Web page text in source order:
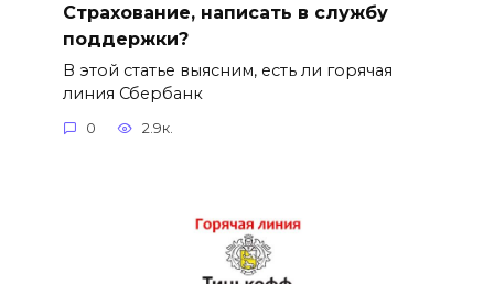
Страхование, написать в службу
поддержки?
В этой статье выясним, есть ли горячая
линия Сбербанк
0 2.9к.